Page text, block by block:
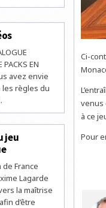
Ci-
venus
à ce
Pour
PACKS EN
avez envie
règles du
jeu
de France
Lagarde
la maîtrise
d’être